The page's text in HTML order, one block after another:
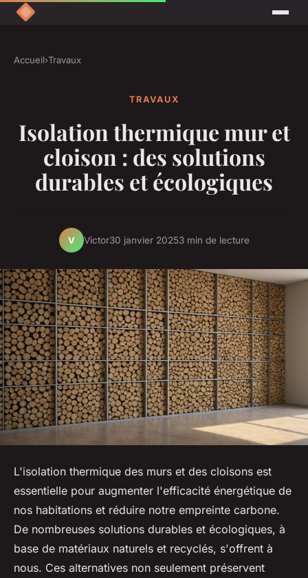
Accueil›Travaux
TRAVAUX
Isolation thermique mur et
cloison : des solutions
durables et écologiques
V Victor30 janvier 20253 min de lecture
L'isolation thermique des murs et des cloisons est
essentielle pour augmenter l'efficacité énergétique de
nos habitations et réduire notre empreinte carbone.
De nombreuses solutions durables et écologiques, à
base de matériaux naturels et recyclés, s'offrent à
nous. Ces alternatives non seulement préservent